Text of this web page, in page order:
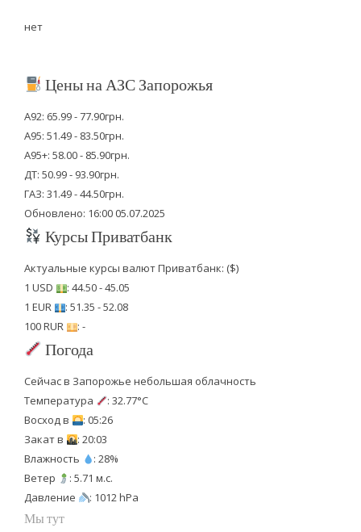
нет
Цены на АЗС Запорожья
А92: 65.99 - 77.90грн.
А95: 51.49 - 83.50грн.
А95+: 58.00 - 85.90грн.
ДТ: 50.99 - 93.90грн.
ГАЗ: 31.49 - 44.50грн.
Обновлено: 16:00 05.07.2025
Курсы Приватбанк
Актуальные курсы валют Приватбанк: ($)
1 USD
: 44.50 - 45.05
1 EUR
: 51.35 - 52.08
100 RUR
: -
Погода
Сейчас в Запорожье небольшая облачность
Температура
: 32.77°C
Восход в
: 05:26
Закат в
: 20:03
Влажность
: 28%
Ветер
: 5.71 м.с.
Давление
: 1012 hPa
Мы тут